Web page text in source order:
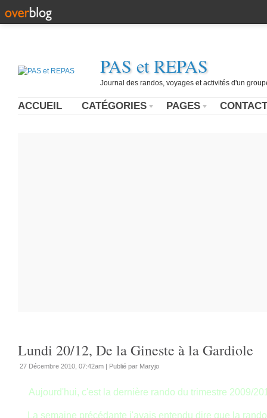
PAS et REPAS
Journal des randos, voyages et activités d'un
ACCUEIL CATÉGORIES PAGES CONTACT
Lundi 20/12, De la Gineste à la Gardiole
27 Décembre 2010, 07:42am | Publié par Maryjo
Aujourd'hui, c'est la dernière rando du trimestre 2009/
La semaine précédante j'avais entendu dire que la